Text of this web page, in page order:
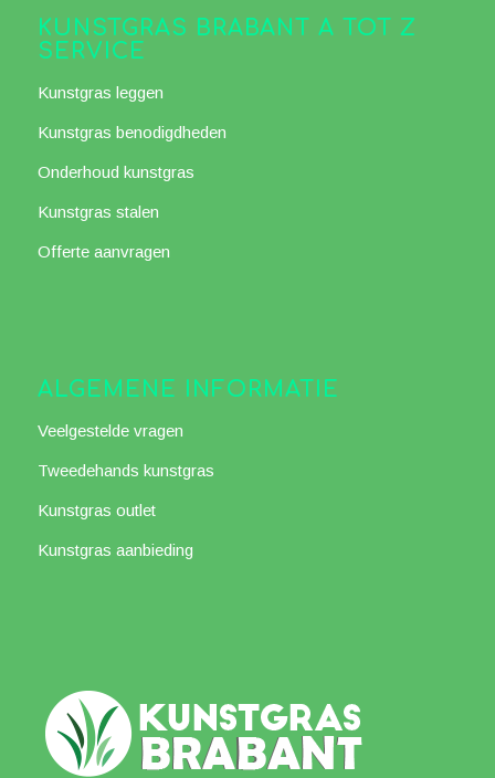
KUNSTGRAS BRABANT A TOT Z
SERVICE
Kunstgras leggen
Kunstgras benodigdheden
Onderhoud kunstgras
Kunstgras stalen
Offerte aanvragen
ALGEMENE INFORMATIE
Veelgestelde vragen
Tweedehands kunstgras
Kunstgras outlet
Kunstgras aanbieding